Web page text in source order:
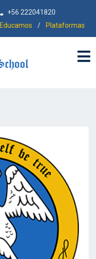
+56 222041820
Educamos / Plataformas